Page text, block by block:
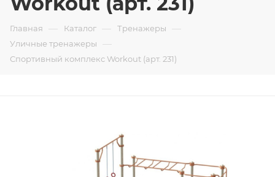
Главная — Каталог — Тренажеры —
Уличные тренажеры —
Спортивный комплекс Workout (арт. 231)